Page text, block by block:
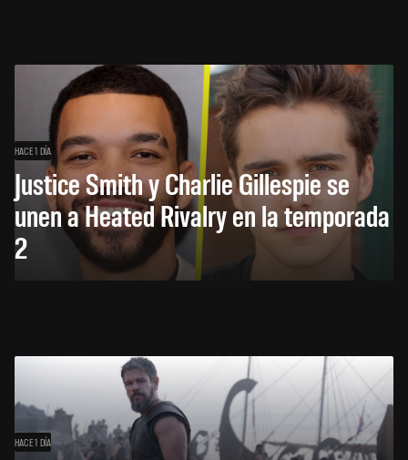
HACE 1 DÍA
Justice Smith y Charlie Gillespie se
unen a Heated Rivalry en la temporada
2
HACE 1 DÍA